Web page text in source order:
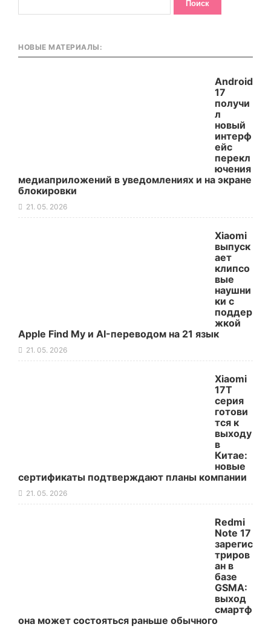
НОВЫЕ МАТЕРИАЛЫ:
Android
17
получи
л
новый
интерф
ейс
перекл
ючения
медиаприложений в уведомлениях и на экране
блокировки
21. 05. 2026
Xiaomi
выпуск
ает
клипсо
вые
наушни
ки с
поддер
жкой
Apple Find My и AI-переводом на 21 язык
21. 05. 2026
Xiaomi
17T
серия
готови
тся к
выходу
в
Китае:
новые
сертификаты подтверждают планы компании
21. 05. 2026
Redmi
Note 17
зарегис
триров
ан в
базе
GSMA:
выход
смартф
она может состояться раньше обычного